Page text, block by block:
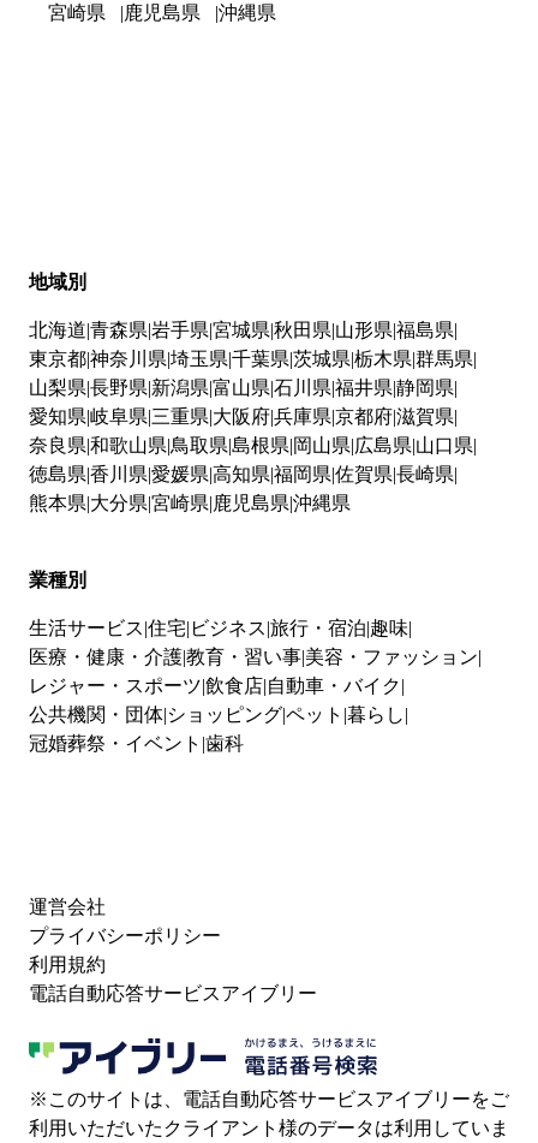
宮崎県
鹿児島県 沖縄県
地域別
北海道 青森県 岩手県 宮城県 秋田県 山形県 福島県
東京都神奈川県 埼玉県 千葉県 茨城県 栃木県 群馬県
山梨県 長野県 新潟県 富山県 石川県 福井県 静岡県
愛知県 岐阜県 三重県 大阪府兵庫県 京都府滋賀県
奈良県 和歌山県 鳥取県 島根県 岡山県 広島県 山口県
徳島県 香川県 愛媛県 高知県 福岡県 佐賀県 長崎県
熊本県 大分県 宮崎県 鹿児島県 沖縄県
業種別
生活サービス 住宅 ビジネス 旅行・宿泊 趣味
医療・健康・介護教育・習い事 美容・ファッション
レジャー・スポーツ 飲食店 自動車・バイク
公共機関・団体 ショッピングペット 暮らし
冠婚葬祭・イベント 歯科
運営会社
プライバシーポリシー
利用規約
電話自動応答サービスアイブリー
※このサイトは、電話自動応答サービスアイブリーをご
利用いただいたクライアント様のデータは利用していま